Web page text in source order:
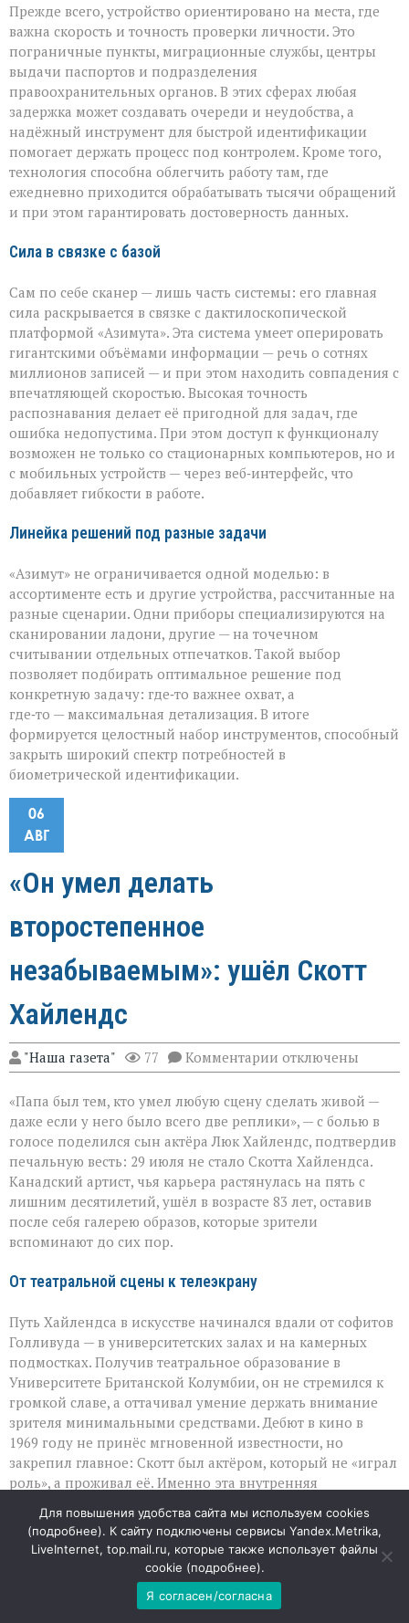
Прежде всего, устройство ориентировано на места, где
важна скорость и точность проверки личности. Это
пограничные пункты, миграционные службы, центры
выдачи паспортов и подразделения
правоохранительных органов. В этих сферах любая
задержка может создавать очереди и неудобства, а
надёжный инструмент для быстрой идентификации
помогает держать процесс под контролем. Кроме того,
технология способна облегчить работу там, где
ежедневно приходится обрабатывать тысячи обращений
и при этом гарантировать достоверность данных.
Сила в связке с базой
Сам по себе сканер — лишь часть системы: его главная
сила раскрывается в связке с дактилоскопической
платформой «Азимута». Эта система умеет оперировать
гигантскими объёмами информации — речь о сотнях
миллионов записей — и при этом находить совпадения с
впечатляющей скоростью. Высокая точность
распознавания делает её пригодной для задач, где
ошибка недопустима. При этом доступ к функционалу
возможен не только со стационарных компьютеров, но и
с мобильных устройств — через веб‑интерфейс, что
добавляет гибкости в работе.
Линейка решений под разные задачи
«Азимут» не ограничивается одной моделью: в
ассортименте есть и другие устройства, рассчитанные на
разные сценарии. Одни приборы специализируются на
сканировании ладони, другие — на точечном
считывании отдельных отпечатков. Такой выбор
позволяет подбирать оптимальное решение под
конкретную задачу: где‑то важнее охват, а
где‑то — максимальная детализация. В итоге
формируется целостный набор инструментов, способный
закрыть широкий спектр потребностей в
биометрической идентификации.
06
АВГ
«Он умел делать
второстепенное
незабываемым»: ушёл Скотт
Хайлендс
"Наша газета" 77 Комментарии к
записи
умел
делать
второстепенное
незабываемым»:
ушёл
Скотт
Хайлендс
отключены
«Папа был тем, кто умел любую сцену сделать живой —
даже если у него было всего две реплики», — с болью в
голосе поделился сын актёра Люк Хайлендс, подтвердив
печальную весть: 29 июля не стало Скотта Хайлендса.
Канадский артист, чья карьера растянулась на пять с
лишним десятилетий, ушёл в возрасте 83 лет, оставив
после себя галерею образов, которые зрители
вспоминают до сих пор.
От театральной сцены к телеэкрану
Путь Хайлендса в искусстве начинался вдали от софитов
Голливуда — в университетских залах и на камерных
подмостках. Получив театральное образование в
Университете Британской Колумбии, он не стремился к
громкой славе, а оттачивал умение держать внимание
зрителя минимальными средствами. Дебют в кино в
1969 году не принёс мгновенной известности, но
закрепил главное: Скотт был актёром, который не «играл
роль», а проживал её. Именно эта внутренняя
Роль, сделавшая его узнаваемым
Настоящую волну признания Хайлендсу принёс сериал
«Ночная жара», где он сыграл детектива Кевина
Для повышения удобства сайта мы используем cookies
(подробнее). К сайту подключены сервисы Yandex.Metrika,
LiveInternet, top.mail.ru, которые также использует файлы
cookie (подробнее).
Я согласен/согласна